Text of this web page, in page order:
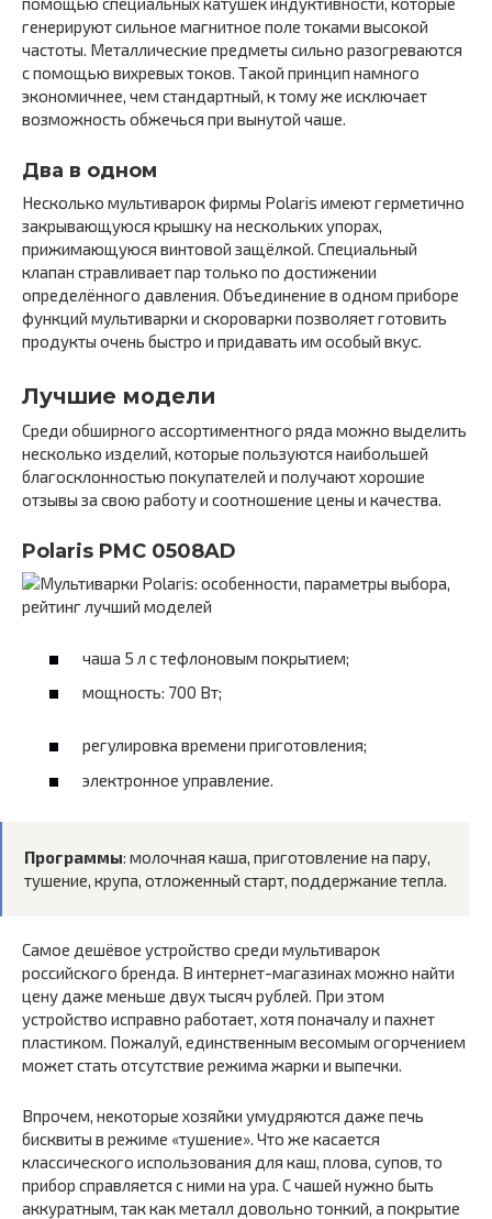
генерируют сильное магнитное поле токами высокой
частоты. Металлические предметы сильно разогреваются
с помощью вихревых токов. Такой принцип намного
экономичнее, чем стандартный, к тому же исключает
возможность обжечься при вынутой чаше.
Два в одном
Несколько мультиварок фирмы Polaris имеют герметично
закрывающуюся крышку на нескольких упорах,
прижимающуюся винтовой защёлкой. Специальный
клапан стравливает пар только по достижении
определённого давления. Объединение в одном приборе
функций мультиварки и скороварки позволяет готовить
продукты очень быстро и придавать им особый вкус.
Лучшие модели
Среди обширного ассортиментного ряда можно выделить
несколько изделий, которые пользуются наибольшей
благосклонностью покупателей и получают хорошие
отзывы за свою работу и соотношение цены и качества.
Polaris PMC 0508AD
чаша 5 л с тефлоновым покрытием;
мощность: 700 Вт;
регулировка времени приготовления;
электронное управление.
Программы: молочная каша, приготовление на пару,
тушение, крупа, отложенный старт, поддержание тепла.
Самое дешёвое устройство среди мультиварок
российского бренда. В интернет-магазинах можно найти
цену даже меньше двух тысяч рублей. При этом
устройство исправно работает, хотя поначалу и пахнет
пластиком. Пожалуй, единственным весомым огорчением
может стать отсутствие режима жарки и выпечки.
Впрочем, некоторые хозяйки умудряются даже печь
бисквиты в режиме «тушение». Что же касается
классического использования для каш, плова, супов, то
прибор справляется с ними на ура. С чашей нужно быть
аккуратным, так как металл довольно тонкий, а покрытие